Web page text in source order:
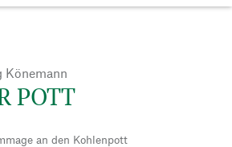
Könemann
POTT
an den Kohlenpott